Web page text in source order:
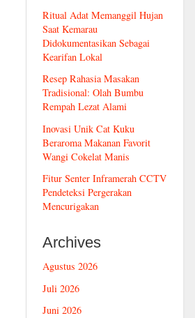
Ritual Adat Memanggil Hujan
Saat Kemarau
Didokumentasikan Sebagai
Kearifan Lokal
Resep Rahasia Masakan
Tradisional: Olah Bumbu
Rempah Lezat Alami
Inovasi Unik Cat Kuku
Beraroma Makanan Favorit
Wangi Cokelat Manis
Fitur Senter Inframerah CCTV
Pendeteksi Pergerakan
Mencurigakan
Archives
Agustus 2026
Juli 2026
Juni 2026